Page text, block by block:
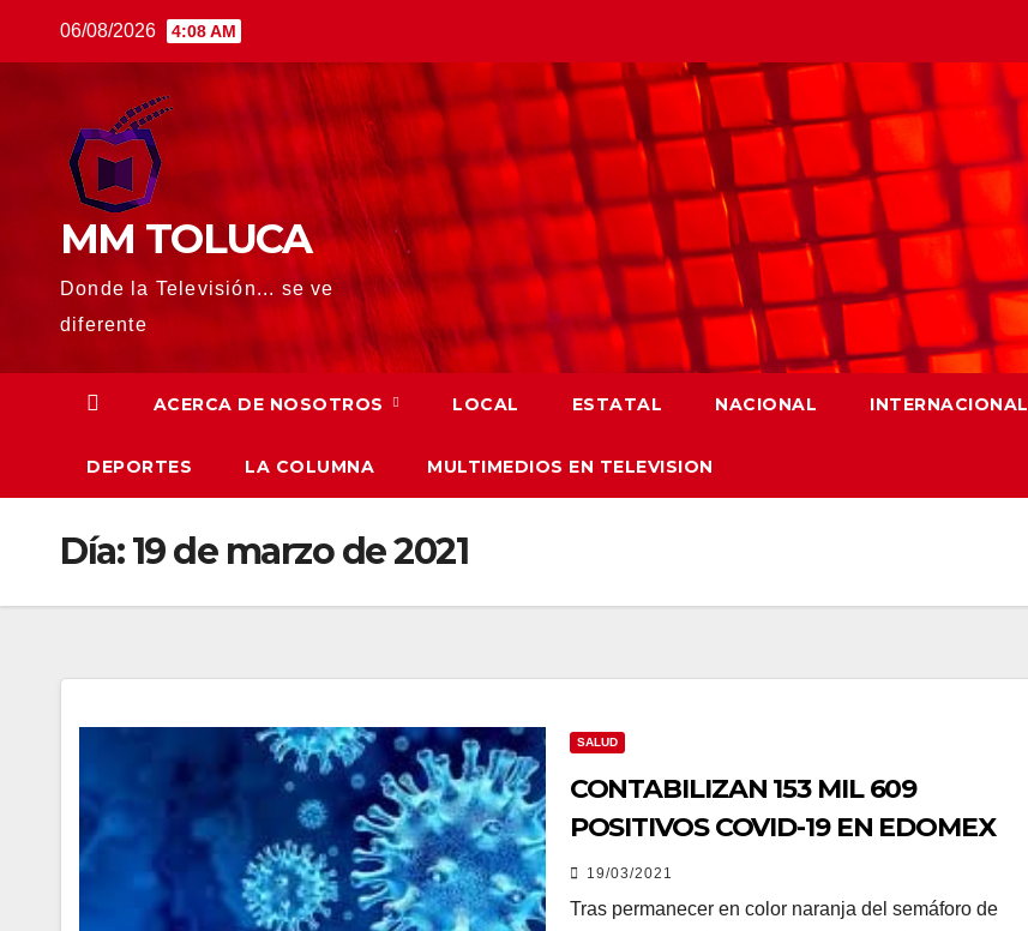
06/08/2026 4:08 AM
MM TOLUCA
Donde la Televisión... se ve
diferente
ACERCA DE NOSOTROS LOCAL ESTATAL NACIONAL INTERNACIONAL
DEPORTES LA COLUMNA MULTIMEDIOS EN TELEVISION
Día:19 de marzo de 2021
SALUD
CONTABILIZAN 153 MIL 609
POSITIVOS COVID-19 EN EDOMEX
19/03/2021
Tras permanecer en color naranja del semáforo de